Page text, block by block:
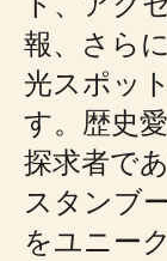
報、さら
光スポッ
す。歴史
探求者で
スタンブ
をユニー